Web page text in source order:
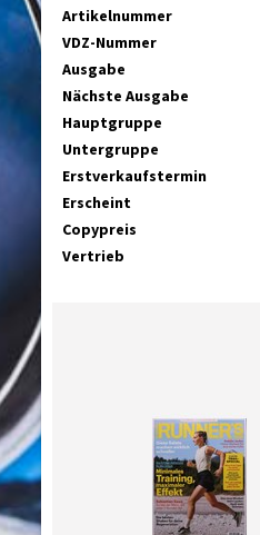
Artikelnummer
VDZ-Nummer
Ausgabe
Nächste Ausgabe
Hauptgruppe
Untergruppe
Erstverkaufstermin
Erscheint
Copypreis
Vertrieb